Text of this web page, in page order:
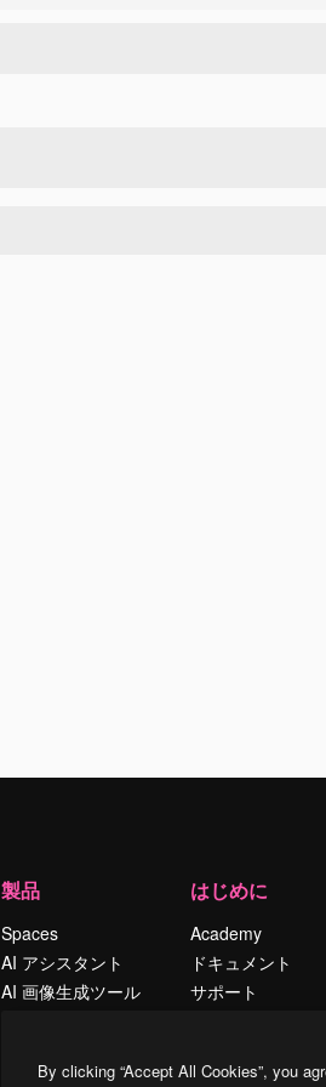
製品
Spaces
AI アシスタント
AI 画像生成ツール
ストックコンテン
はじめに
Academy
ドキュメント
サポート
シー
By clicking “Accept All Cookies”, you